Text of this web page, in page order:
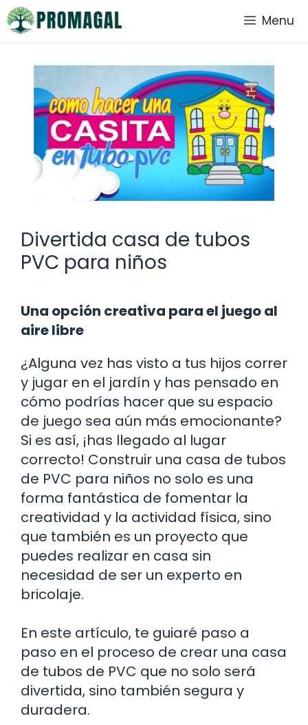
Saltar
al
Menu
Divertida casa de tubos
PVC para niños
Una opción creativa para el juego al
aire libre
¿Alguna vez has visto a tus hijos correr
y jugar en el jardín y has pensado en
cómo podrías hacer que su espacio
de juego sea aún más emocionante?
Si es así, ¡has llegado al lugar
correcto! Construir una casa de tubos
de PVC para niños no solo es una
forma fantástica de fomentar la
creatividad y la actividad física, sino
que también es un proyecto que
puedes realizar en casa sin
necesidad de ser un experto en
bricolaje.
En este artículo, te guiaré paso a
paso en el proceso de crear una casa
de tubos de PVC que no solo será
divertida, sino también segura y
duradera.